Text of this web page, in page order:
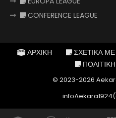
CONFERENCE LEAGUE
ΑΡΧΙΚΗ ΣΧΕΤΙΚΑ
ΠΟΛΙΤΙΚΗ
© 2023-2026